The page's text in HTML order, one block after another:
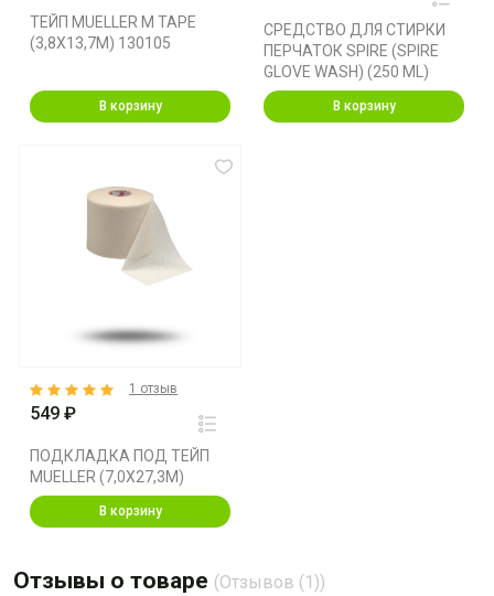
ТЕЙП MUELLER M TAPE
(3,8X13,7M) 130105
В корзину
СРЕДСТВО ДЛЯ СТИРКИ
ПЕРЧАТОК SPIRE (SPIRE
GLOVE WASH) (250 ML)
В корзину
549 ₽
ПОДКЛАДКА ПОД ТЕЙП
MUELLER (7,0X27,3M)
1 отзыв
В корзину
Отзывы о товаре (Отзывов (1))